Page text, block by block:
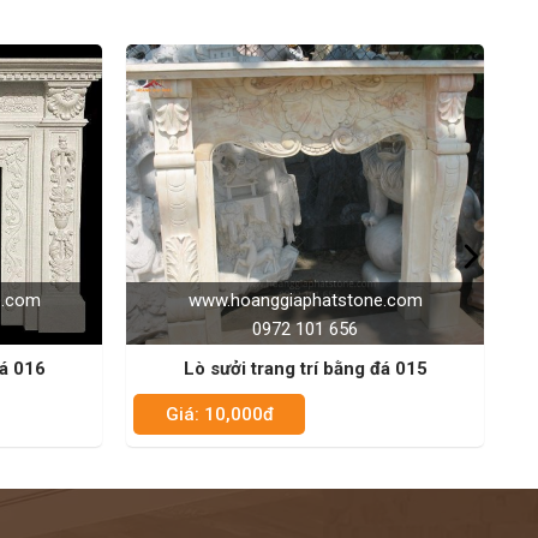
0972 101 656
sưởi trang trí bằng đá 015
0972 101
Lò sưởi đá trang